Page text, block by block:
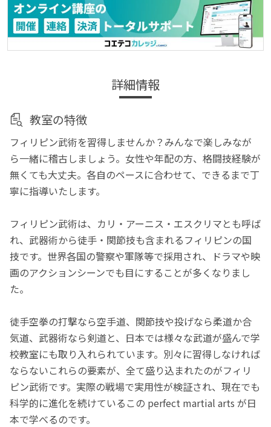
詳細情報
教室の特徴
フィリピン武術を習得しませんか？みんなで楽しみなが
ら一緒に稽古しましょう。女性や年配の方、格闘技経験が
無くても大丈夫。各自のペースに合わせて、できるまで丁
寧に指導いたします。
フィリピン武術は、カリ・アーニス・エスクリマとも呼ば
れ、武器術から徒手・関節技も含まれるフィリピンの国
技です。世界各国の警察や軍隊等で採用され、ドラマや映
画のアクションシーンでも目にすることが多くなりまし
た。
徒手空拳の打撃なら空手道、関節技や投げなら柔道か合
気道、武器術なら剣道と、日本では様々な武道が盛んで学
校教室にも取り入れられています。別々に習得しなければ
ならないこれらの要素が、全て盛り込まれたのがフィリ
ピン武術です。実際の戦場で実用性が検証され、現在でも
科学的に進化を続けているこの perfect martial arts が日
本で学べるのです。